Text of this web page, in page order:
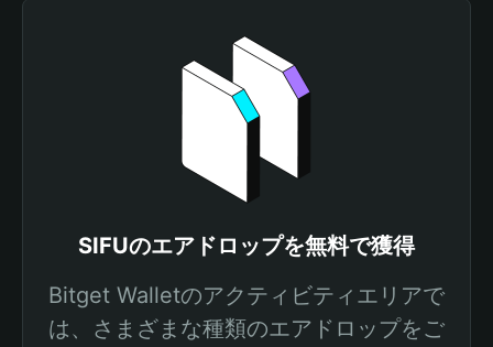
SIFUのエアドロップを無料で獲得
Bitget Walletのアクティビティエリアで
は、さまざまな種類のエアドロップをご